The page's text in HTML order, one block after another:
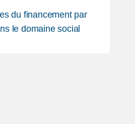
du financement par
le domaine social